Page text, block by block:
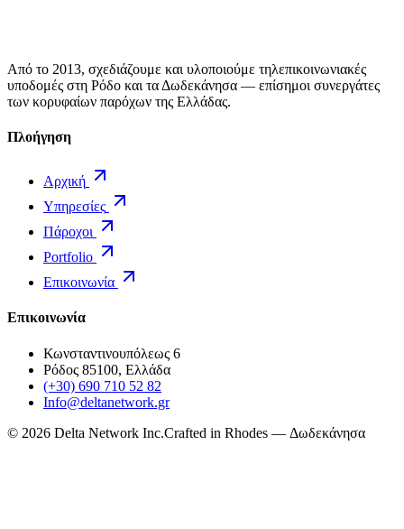
Από το 2013, σχεδιάζουμε και υλοποιούμε τηλεπικοινωνιακές
υποδομές στη Ρόδο και τα Δωδεκάνησα — επίσημοι συνεργάτες
των κορυφαίων παρόχων της Ελλάδας.
Πλοήγηση
Αρχική
Υπηρεσίες
Πάροχοι
Portfolio
Επικοινωνία
Επικοινωνία
Κωνσταντινουπόλεως 6
Ρόδος 85100, Ελλάδα
(+30) 690 710 52 82
Info@deltanetwork.gr
© 2026 Delta Network Inc.Crafted in Rhodes — Δωδεκάνησα